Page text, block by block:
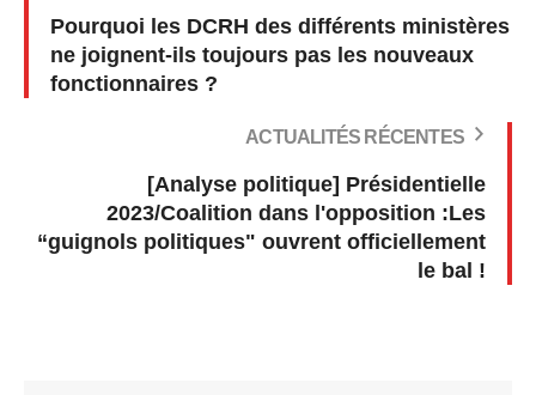
Pourquoi les DCRH des différents ministères
ne joignent-ils toujours pas les nouveaux
fonctionnaires ?
ACTUALITÉS RÉCENTES
[Analyse politique] Présidentielle
2023/Coalition dans l'opposition :Les
“guignols politiques" ouvrent officiellement
le bal !